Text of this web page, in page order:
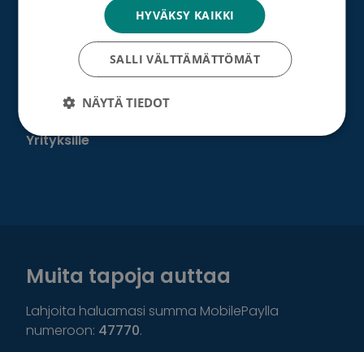
Perusta oma keräyksesi
Perusta päivätyökeräys
Tutustu testamenttilahjoitukseen
Suurlahjoitus
Yrityksille
Muita tapoja auttaa
Lahjoita haluamasi summa MobilePaylla
numeroon: 47770.
HYVÄKSY KAIKKI
SALLI VÄLTTÄMÄTTÖMÄT
NÄYTÄ TIEDOT